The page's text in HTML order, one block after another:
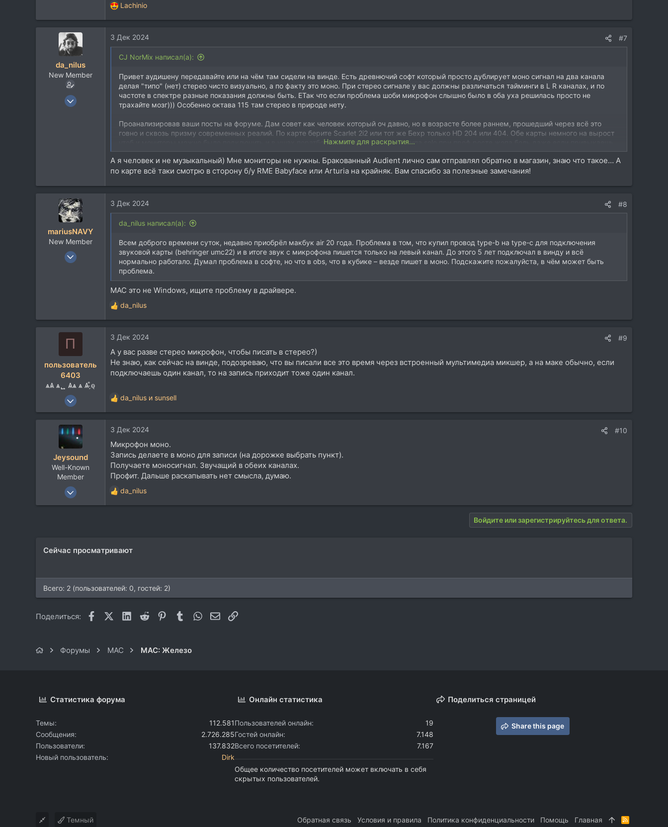
Р
е
к
ц
Lachinio
da_nilus
New Member
3 Мар 2020
3 Дек 2024 #7
CJ NorMix написал(а):
Привет аудишену передавайте или на чём там сидели на винде. Есть древнючий софт который просто дублирует моно сигнал на два канала
делая "типо" (нет) стерео чисто визуально, а по факту это моно. При стерео сигнале у вас должны различаться тайминги в L R каналах, и по
частоте в спектре разные показания должны быть. ЕТак что если проблема шоби микрофон слышно было в оба уха решилась просто не
трахайте мозг))) Особенно октава 115 там стерео в природе нету.
Проанализировав ваши посты на форуме. Дам совет как человек который оч давно, но в возрасте более раннем, прошедший через всё это
говно и сквозь призму современных реалий. По карте берите Scarlet 2i2 или тот же Бехр только HD 204 или 404. Обе карты немного на вырост
чтоб и мониторы можно было подключить и в ушах поратбоать. На практике карты типа solo при проф росте жопа боль даже если привыкаешь
к звуку "полумультимидийных" мониторов, регулировка ушей и мэйна на одной ручке со временем затрахает, а на бюджетных мониках ручку
крутить каждый раз ну такое себе учитывая что у большинства ступенчатая регулировка хоть и спреди корпуса. За карты могу сказать только
хорошее особенно для начинающих. порядка 10 радостных пользователей которые занимаються вокалом гитаризмом битописанием.
музыкой, да и рано ибо не все ещё в электротехнику и архитектуру эвм умеют. 2е просто успели сдать ибо подключали к ноутам у которых с
питанием по юсб какая-то шляпа(ну там аппараты чисто печатные машинки офисные по этому не удивительно). Завелась только одна Evo
мультиканалка на стационаре и всё. Motu тоже чот лотерея. В любом случае весь конфиг сетапа в наше время надо в магазине обкатывать по
возможности. Что Мак с ПК, что карты лотерея. А разбираться в этом некогда когда музыкальные идеи прут, но иногда приходится немного
Я думал динозавры пишущие на одномембранный микрофон в "стерео" и верующие что так и должно быть уже давно вымерли простите.
Оказывается ещё есть остатки этого вируса.
Нажмите для раскрытия...
А я человек и не музыкальный) Мне мониторы не нужны. Бракованный Audient лично сам отправлял обратно в магазин, знаю что такое… А
по карте всё таки смотрю в сторону б/у RME Babyface или Arturia на крайняк. Вам спасибо за полезные замечания!
mariusNAVY
New Member
2 Дек 2024
3 Дек 2024 #8
da_nilus написал(а):
Всем доброго времени суток, недавно приобрёл макбук air 20 года. Проблема в том, что купил провод type-b на type-c для подключения
звуковой карты (behringer umc22) и в итоге звук с микрофона пишется только на левый канал. До этого 5 лет подключал в винду и всё
нормально работало. Думал проблема в софте, но что в obs, что в кубике – везде пишет в моно. Подскажите пожалуйста, в чём может быть
проблема.
МАС это не Windows, ищите проблему в драйвере.
Р
е
к
и
и
:
da_nilus
П
пользователь
6403
ѧѦ ѧ ̢ ̱ ̧̱ Ѧѧ ѧ Ѧ ̵̗̊o̵̖
19 Июн 2006
3 Дек 2024 #9
А у вас разве стерео микрофон, чтобы писать в стерео?)
Не знаю, как сейчас на винде, подозреваю, что вы писали все это время через встроенный мультимедиа микшер, а на маке обычно, если
подключаешь один канал, то на запись приходит тоже один канал.
Р
е
к
и
и
:
da_nilus и sunsell
Jeysound
Well-Known
Member
30 Апр 2012
3 Дек 2024 #10
Микрофон моно.
Запись делаете в моно для записи (на дорожке выбрать пункт).
Получаете моносигнал. Звучащий в обеих каналах.
Профит. Дальше раскапывать нет смысла, думаю.
Р
е
и
da_nilus
Войдите или зарегистрируйтесь для ответа.
Сейчас просматривают
Всего: 2 (пользователей: 0, гостей: 2)
Поделиться: FacebookX (Twitter)
LinkedIn
Reddit Pinterest
TumblrWhatsAppЭлектронная почта
Ссылка
Форумы MAC MAC: Железо
Статистика форума
Темы
112.581
Сообщения
2.726.285
Пользователи
137.832
Новый пользователь
Dirk
Онлайн статистика
Пользователей онлайн
19
Гостей онлайн
7.148
Всего посетителей
7.167
Общее количество посетителей может включать в себя
скрытых пользователей.
Поделиться страницей
Share this page
Темный Обратная связь Условия и правила Политика конфиденциальности Помощь Главная
R